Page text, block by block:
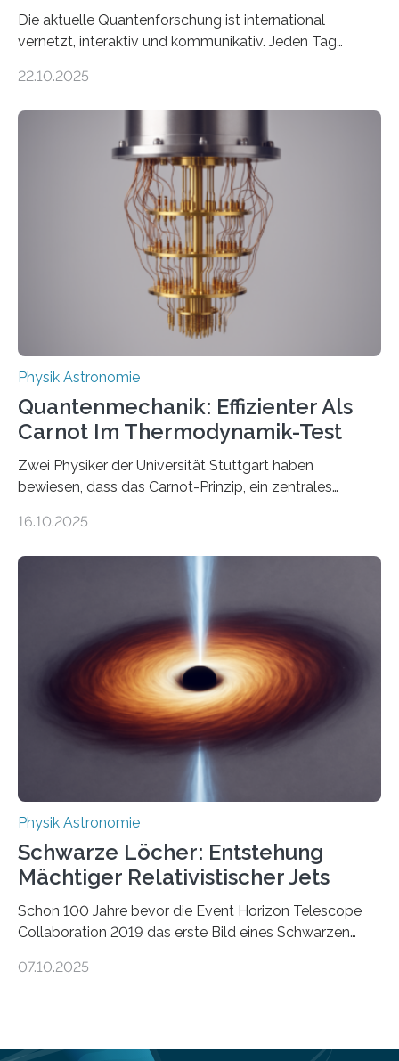
Die aktuelle Quantenforschung ist international
vernetzt, interaktiv und kommunikativ. Jeden Tag
oft von Autor*innen, die eng zusammenarbeiten. Neue
werden schnell weiterentwickelt. Dies ist der Alltag in
der Forschung der Quantentheorie, die dieses Jahr 100
Jahre alt geworden ist, weshalb die UNESCO 2025 zum
Internationalen Jahr der Quantenwissenschaft und -
technologie ausgerufen hat. Doch nun hat eine
internationale Forschungsgruppe um den
22.10.2025
Physik Astronomie
Quantenmechanik: Effizienter Als
Carnot Im Thermodynamik-Test
Zwei Physiker der Universität Stuttgart haben
bewiesen, dass das Carnot-Prinzip, ein zentrales
Größenordnung von Atomen gilt, deren physikalische
Quantenmotoren voranbringen. Das
Wissenschaftsjournal Science Advances veröffentlichte
die Herleitung. (DOI: 10.1126/sciadv.adw8462)
Verbrennungsmotoren oder Dampfturbinen sind
Wärmekraftmaschinen: Sie wandeln thermische
Energie in mechanische Bewegung um – oder anders
ausgedrückt, Wärme in Bewegung. In
quantenmechanischen Experimenten ist es in den…
16.10.2025
Physik Astronomie
Schwarze Löcher: Entstehung
Mächtiger Relativistischer Jets
Schon 100 Jahre bevor die Event Horizon Telescope
Collaboration 2019 das erste Bild eines Schwarzen
hatte der Astronom Heber Curtis einen seltsamen
07.10.2025